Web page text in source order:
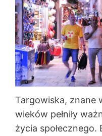
Targowiska, znane
wieków pełniły
życia